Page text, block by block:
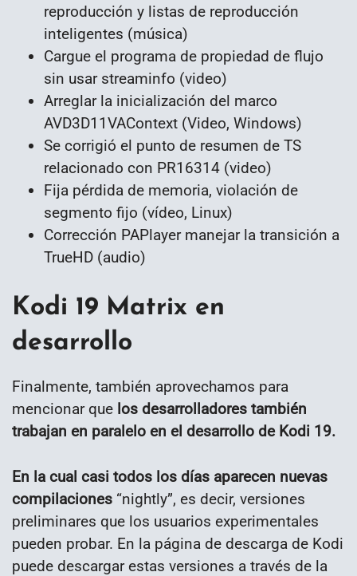
reproducción y listas de reproducción
inteligentes (música)
Cargue el programa de propiedad de flujo
sin usar streaminfo (video)
Arreglar la inicialización del marco
AVD3D11VAContext (Video, Windows)
Se corrigió el punto de resumen de TS
relacionado con PR16314 (video)
Fija pérdida de memoria, violación de
segmento fijo (vídeo, Linux)
Corrección PAPlayer manejar la transición a
TrueHD (audio)
Kodi 19 Matrix en
desarrollo
Finalmente, también aprovechamos para
mencionar que los desarrolladores también
trabajan en paralelo en el desarrollo de Kodi 19.
En la cual casi todos los días aparecen nuevas
compilaciones “nightly”, es decir, versiones
preliminares que los usuarios experimentales
pueden probar. En la página de descarga de Kodi
puede descargar estas versiones a través de la